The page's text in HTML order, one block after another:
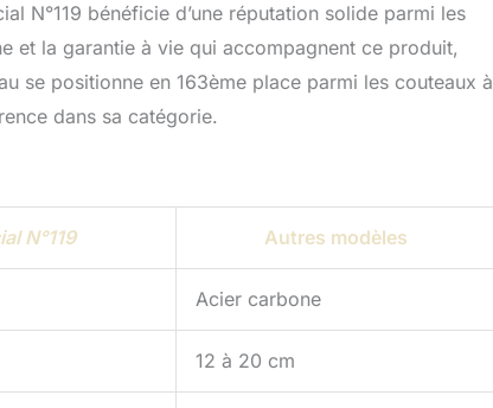
N°119 bénéficie d’une réputation solide parmi les
et la garantie à vie qui accompagnent ce produit,
se positionne en 163ème place parmi les couteaux à
dans sa catégorie.
N°119 Autres modèles
Acier carbone
12 à 20 cm